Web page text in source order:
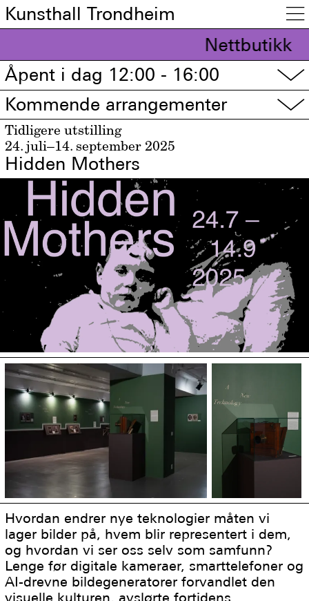
Kunsthall Trondheim 
Nettbutikk
Åpent i dag 12:00 - 16:00
▽
Kommende arrangementer ▽
Tidligere utstilling
24. juli–14. september 2025
Hidden Mothers
Hvordan endrer nye teknologier måten vi
lager bilder på, hvem blir representert i dem,
og hvordan vi ser oss selv som samfunn?
Lenge før digitale kameraer, smarttelefoner og
AI-drevne bildegeneratorer forvandlet den
visuelle kulturen, avslørte fortidens